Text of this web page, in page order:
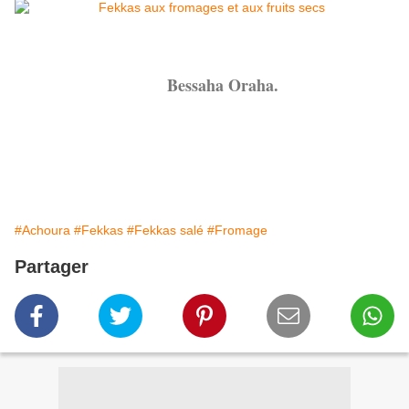
Bessaha Oraha.
#Achoura #Fekkas #Fekkas salé #Fromage
Partager